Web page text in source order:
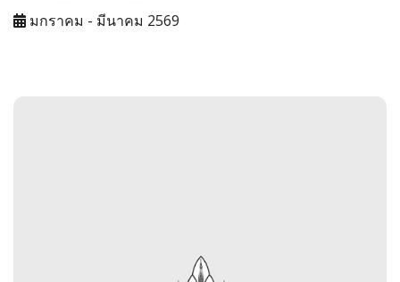
มกราคม - มีนาคม 2569